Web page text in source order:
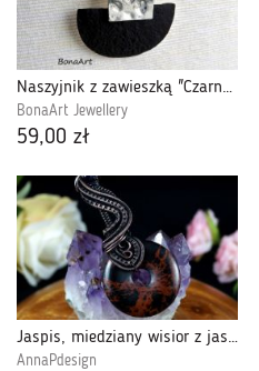
Naszyjnik z zawieszką "Czarna półkula"
BonaArt Jewellery
59,00 zł
Jaspis, miedziany wisior z jaspisem brązowym
AnnaPdesign